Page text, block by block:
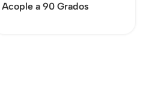
Acople a 90 Grados